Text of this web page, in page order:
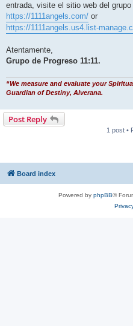
entrada, visite el sitio web del grupo
https://1111angels.com/ or
https://1111angels.us4.list-
Atentamente,
Grupo de Progreso 11:11.
“We measure and evaluate your
Guardian of Destiny, Alverana.
Post Reply
1 post •
Board index
Powered by phpBB®